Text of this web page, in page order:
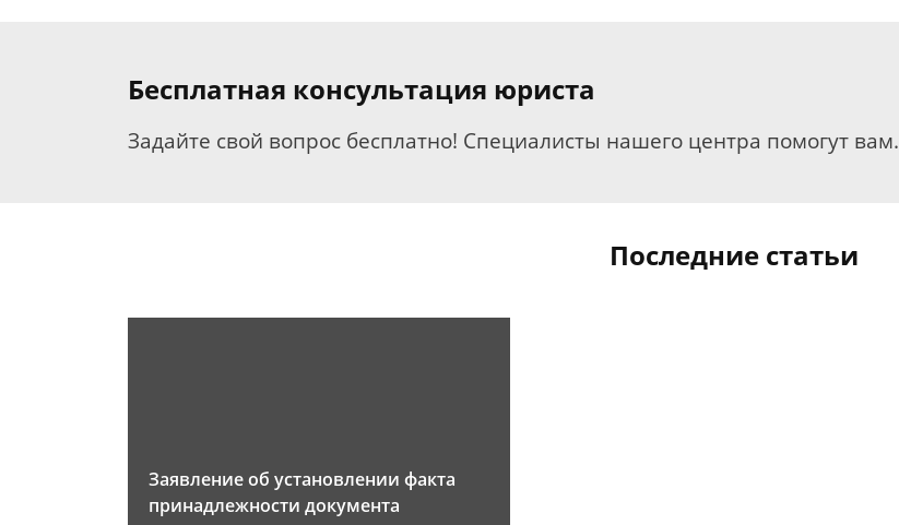
Бесплатная консультация юриста
Задайте свой вопрос бесплатно! Специалисты нашего центра помогут вам.
Последние статьи
Заявление об установлении факта
принадлежности документа